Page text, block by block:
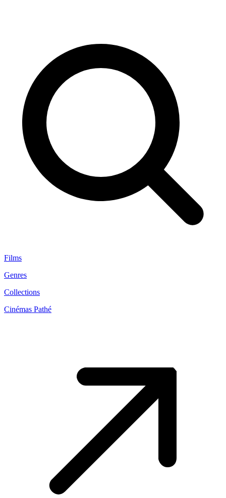
Films
Genres
Collections
Cinémas Pathé